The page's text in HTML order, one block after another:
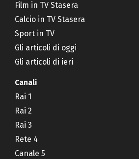
Film in TV Stasera
Calcio in TV Stasera
Sport in TV
Gli articoli di oggi
Gli articoli di ieri
Canali
Rai 1
Rai 2
Rai 3
Rete 4
Canale 5